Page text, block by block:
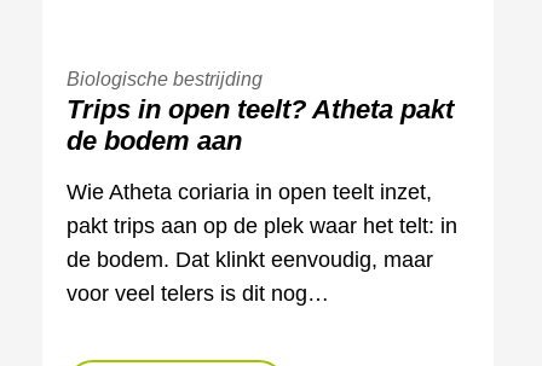
Biologische bestrijding
Trips in open teelt? Atheta pakt
de bodem aan
Wie Atheta coriaria in open teelt inzet,
pakt trips aan op de plek waar het telt: in
de bodem. Dat klinkt eenvoudig, maar
voor veel telers is dit nog…